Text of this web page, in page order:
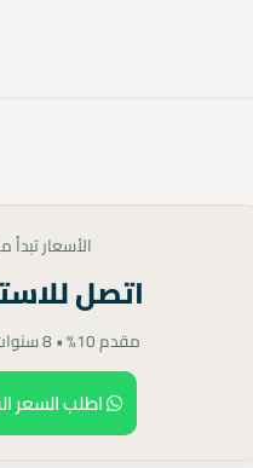
الأسعار تبدأ
اتصل
مقدم 10% • 8 سنوات تقسيط
اطلب السعر